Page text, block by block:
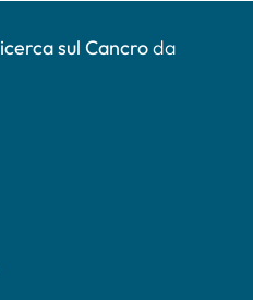
sul Cancroda